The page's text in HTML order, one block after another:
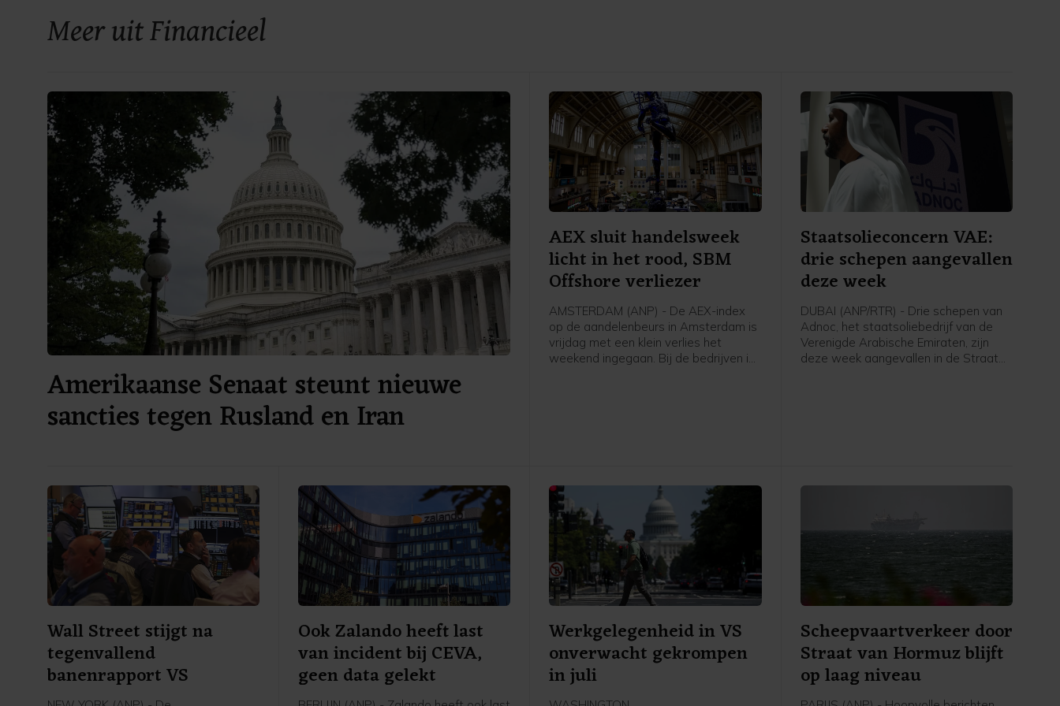
Meer uit Financieel
Amerikaanse Senaat steunt nieuwe
sancties tegen Rusland en Iran
AEX sluit handelsweek
licht in het rood, SBM
Offshore verliezer
AMSTERDAM (ANP) - De AEX-index
op de aandelenbeurs in Amsterdam is
vrijdag met een klein verlies het
weekend ingegaan. Bij de bedrijven in
belangrijke Amerikaanse
banenrapport, dat veel zwakker uitviel
dan verwacht.
Staatsolieconcern VAE:
drie schepen aangevallen
deze week
DUBAI (ANP/RTR) - Drie schepen van
Adnoc, het staatsoliebedrijf van de
Verenigde Arabische Emiraten, zijn
deze week aangevallen in de Straat
Wall Street stijgt na
tegenvallend
banenrapport VS
Ook Zalando heeft last
van incident bij CEVA,
geen data gelekt
Werkgelegenheid in VS
onverwacht gekrompen
in juli
Scheepvaartverkeer door
Straat van Hormuz blijft
op laag niveau